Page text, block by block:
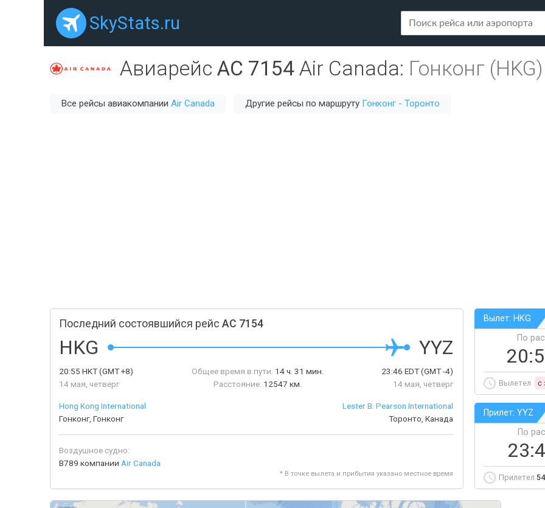
SkyStats.ru
Авиарейс AC 7154 Air Canada: Гонконг (HKG)
Все рейсы авиакомпании Air Canada Другие рейсы по маршруту Гонконг - Торонто
Последний состоявшийся рейс AC 7154
HKG YYZ
20:55 HKT(GMT +8)
14 мая, четверг
Общее время в пути: 14 ч. 31 мин.
Расстояние: 12547 км.
23:46EDT(GMT -4)
14 мая, четверг
Hong Kong International
Гонконг, Гонконг
Lester B. Pearson International
Торонто, Канада
Воздушное судно:
B789 компании Air Canada
* В точке вылета и прибытия указано местное время
Вылет: HKG
По
Вылетел c
Прилет: YYZ
По
Прилетел